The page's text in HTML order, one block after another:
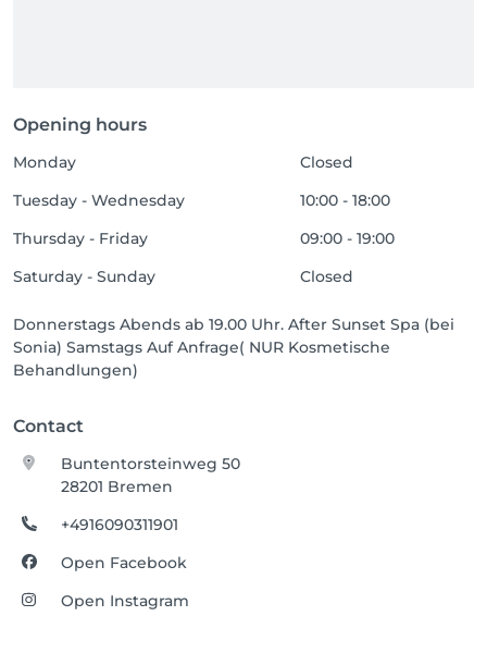
Opening hours
Monday
Closed
Tuesday - Wednesday
10:00 - 18:00
Thursday - Friday
09:00 - 19:00
Saturday - Sunday
Closed
Donnerstags Abends ab 19.00 Uhr. After Sunset Spa (bei
Sonia) Samstags Auf Anfrage( NUR Kosmetische
Behandlungen)
Contact
Buntentorsteinweg 50
28201 Bremen
+4916090311901
Open Facebook
Open Instagram